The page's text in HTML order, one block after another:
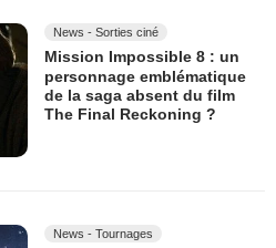
News - Sorties ciné
Mission Impossible 8 : un
personnage emblématique
de la saga absent du film
The Final Reckoning ?
News - Tournages